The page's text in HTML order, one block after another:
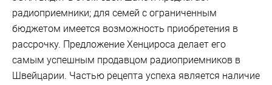
радиоприемники; для семей с ограниченным
бюджетом имеется возможность приобретения в
рассрочку. Предложение Хенцироса делает его
самым успешным продавцом радиоприемников в
Швейцарии. Частью рецепта успеха является наличие